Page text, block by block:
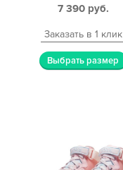
7 390 руб.
Заказать в 1 клик
Выбрать размер